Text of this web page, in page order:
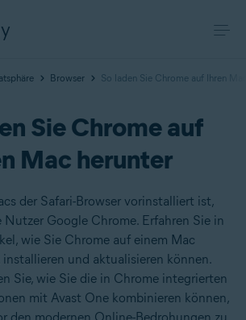
Browser So laden Sie Chrome auf Ihren
Sie Chrome auf
Mac herunter
der Safari-Browser vorinstalliert ist,
Nutzer Google Chrome. Erfahren Sie in
wie Sie Chrome auf einem Mac
installieren und aktualisieren können.
Sie, wie Sie die in Chrome integrierten
mit Avast One kombinieren können,